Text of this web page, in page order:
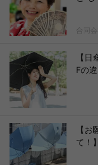
合同
【
Fの
【
て！